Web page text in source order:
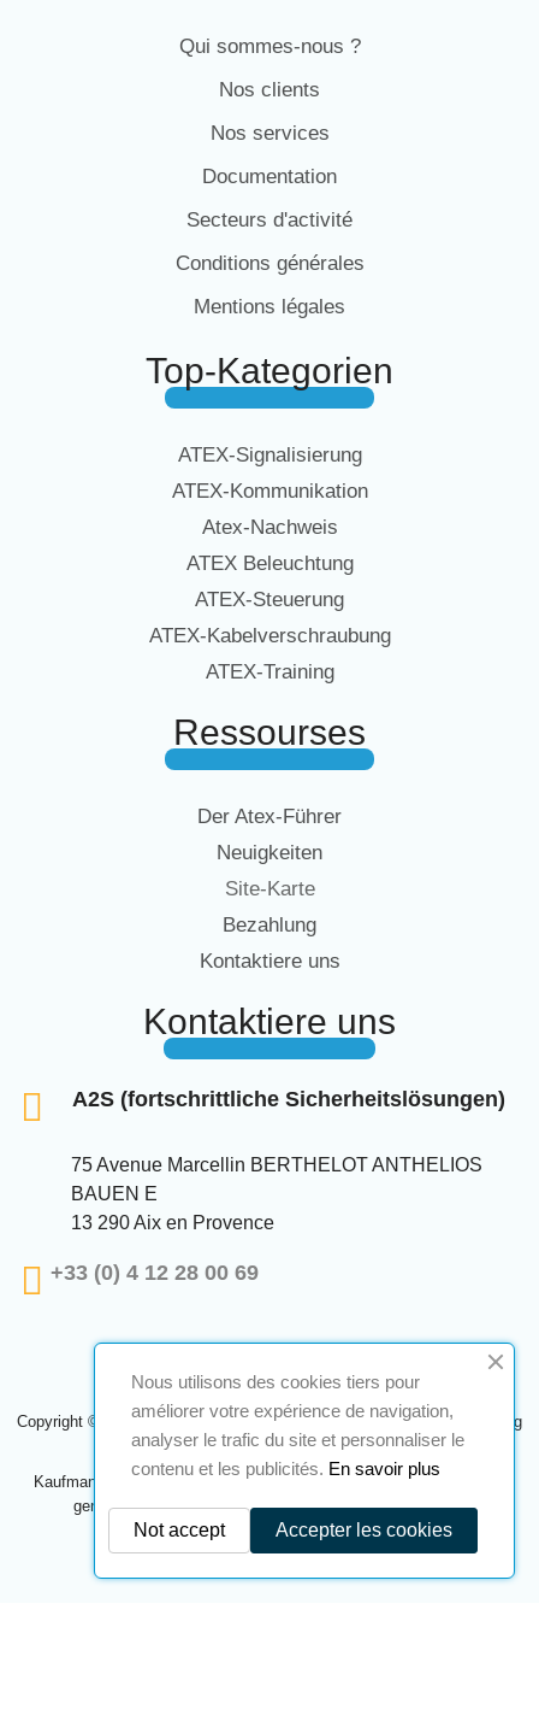
Qui sommes-nous ?
Nos clients
Nos services
Documentation
Secteurs d'activité
Conditions générales
Mentions légales
Top-Kategorien
ATEX-Signalisierung
ATEX-Kommunikation
Atex-Nachweis
ATEX Beleuchtung
ATEX-Steuerung
ATEX-Kabelverschraubung
ATEX-Training
Ressourses
Der Atex-Führer
Neuigkeiten
Site-Karte
Bezahlung
Kontaktiere uns
Kontaktiere uns
A2S (fortschrittliche Sicherheitslösungen)
75 Avenue Marcellin BERTHELOT ANTHELIOS
BAUEN E
13 290 Aix en Provence
+33 (0) 4 12 28 00 69
Copyright © 2024 A2S ATEX. Alle Rechte vorbehalten. Eine Realisierung
Navilog
Kaufmann, der von der offensichtlichen Meinung des Unternehmens
genehmigt wurde,Klicken Sie hier, um es zu überprüfen.
Nous utilisons des cookies tiers pour
améliorer votre expérience de navigation,
analyser le trafic du site et personnaliser le
contenu et les publicités. En savoir plus
Accepter les cookies
Not accept